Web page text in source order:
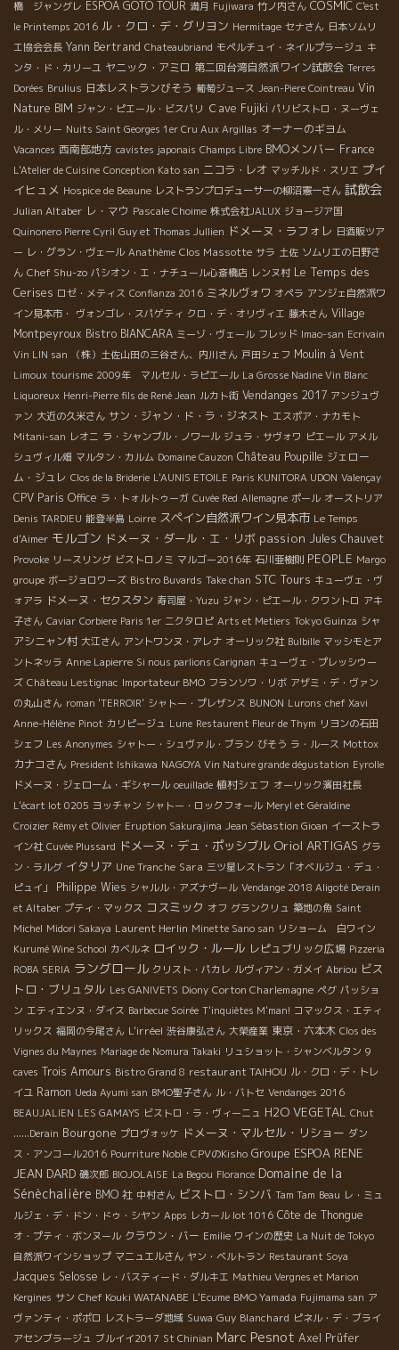
橋 ジャングレ ESPOA GOTO TOUR 満月 Fujiwara 竹ノ内さん COSMIC C'est
le Printemps 2016 ル・クロ・デ・グリヨン Hermitage セナさん 日本ソムリ
エ協会会長 Yann Bertrand Chateaubriand モペルチュイ・ネイルプラージュ キ
ンタ・ド・カリーユ ヤニック・アミロ 第二回台湾自然派ワイン試飲会 Terres
Dorées Brulius 日本レストランびそう 葡萄ジュース Jean-Piere Cointreau Vin
Nature BIM ジャン・ピエール・ビスパリ Ｃave Fujiki パリビストロ・ヌーヴェ
ル・メリー Nuits Saint Georges 1er Cru Aux Argillas オーナーのギヨム
Vacances 西南部地方 cavistes japonais Champs Libre BMOメンバー France
L'Atelier de Cuisine Conception Kato san ニコラ・レオ マッチルド・スリエ プイ
イヒュメ Hospice de Beaune レストランプロデューサーの柳沼憲一さん 試飲会
Julian Altaber レ・マウ Pascale Choime 株式会社JALUX ジョージア国
Quinonero Pierre Cyril Guy et Thomas Jullien ドメーヌ・ラフォレ 日酒販ツア
ー レ・グラン・ヴェール Anathème Clos Massotte サラ 土佐 ソムリエの日野さ
ん Chef Shu-zo パシオン・エ・ナチュール心斎橋店 レンヌ村 Le Temps des
Cerises ロゼ・メティス Confianza 2016 ミネルヴォワ オペラ アンジェ自然派ワ
イン見本市・ ヴォンゴレ・スパゲティ クロ・デ・オリヴィエ 藤木さん Village
Montpeyroux Bistro BIANCARA ミーゾ・ヴェール フレッド Imao-san Ecrivain
Vin LIN san
（株）土佐山田の三谷さん、内川さん 戸田シェフ Moulin à Vent
Limoux tourisme 2009年 マルセル・ラピエール La Grosse Nadine Vin Blanc
Liquoreux Henri-Pierre fils de René Jean ルカト街 Vendanges 2017 アンジュヴ
ァン 大近の久米さん サン・ジャン・ド・ラ・ジネスト エスポア・ナカモト
Mitani-san レオニ ラ・シャンブル・ノワール ジュラ・サヴォワ ピエール アメル
シュヴィル畑 マルタン・カルム Domaine Cauzon Château Poupille ジェロー
ム・ジュレ Clos de la Briderie L'AUNIS ETOILE Paris KUNITORA UDON Valençay
CPV Paris Office ラ・トォルトゥーガ Cuvée Red Allemagne ポール オーストリア
Denis TARDIEU 能登半島 Loirre スペイン自然派ワイン見本市 Le Temps
d'Aimer モルゴン ドメーヌ・ダール・エ・リボ passion Jules Chauvet
Provoke リースリング ビストロノミ マルゴー2016年 石川亜樹則 PEOPLE Margo
groupe ボージョロワーズ Bistro Buvards Take chan STC Tours キューヴェ・ヴ
ォアラ ドメーヌ・セクスタン 寿司屋・Yuzu ジャン・ピエール・クワントロ アキ
子さん Caviar Corbiere Paris 1er ニクタロピ Arts et Metiers Tokyo Guinza シャ
アシニャン村 大江さん アントワンヌ・アレナ オーリック社 Bulbille マッシモとア
ントネッラ Anne Lapierre Si nous parlions Carignan キューヴェ・プレッシウー
ズ Château Lestignac Importateur BMO フランソワ・リボ アザミ・デ・ヴァン
の丸山さん roman 'TERROIR' シャトー・プレザンス BUNON Lurons chef Xavi
Anne-Hélène Pinot カリピージュ Lune Restaurent Fleur de Thym リヨンの石田
シェフ Les Anonymes シャトー・シュヴァル・ブラン びそう ラ・ルース Mottox
カナコさん President Ishikawa NAGOYA Vin Nature grande dégustation Eyrolle
ドメーヌ・ジェローム・ギシャール oeuillade 植村シェフ オーリック濱田社長
L'écart lot 0205 ヨッチャン シャトー・ロックフォール Meryl et Géraldine
Croizier Rémy et Olivier Eruption Sakurajima Jean Sébastion Gioan イーストラ
イン社 Cuvée Plussard ドメーヌ・デュ・ポッシブル Oriol ARTIGAS グラ
ン・ラルグ イタリア Une Tranche Sara 三ツ星レストラン「オベルジュ・デュ・
ピュイ」
Philippe Wies シャルル・アズナヴール Vendange 2018 Aligoté Derain
et Altaber プティ・マックス コスミック オフ グランクリュ 築地の魚 Saint
Michel Midori Sakaya Laurent Herlin Minette Sano san リショーム 白ワイン
Kurumé Wine School カベルネ ロイック・ルール レピュブリック広場 Pizzeria
ROBA SERIA ラングロール クリスト・パカレ ルヴィアン・ガメイ Abriou ビス
トロ・ブリュタル Les GANIVETS Diony Corton Charlemagne ペグ パッショ
ン エティエンヌ・ダイス Barbecue Soirée T'inquiètes M'man! コマックス・エティ
リックス 福岡の今尾さん L'irréel 渋谷康弘さん 大榮産業 東京・六本木 Clos des
Vignes du Maynes Mariage de Nomura Takaki リュショット・シャンベルタン 9
caves Trois Amours Bistro Grand 8 restaurant TAIHOU ル・クロ・デ・トレ
イユ Ramon Ueda Ayumi san BMO聖子さん ル・バトセ Vendanges 2016
BEAUJALIEN LES GAMAYS ビストロ・ラ・ヴィーニュ H2O VEGETAL Chut
......Derain Bourgone プロヴォッケ ドメーヌ・マルセル・リショー ダン
ス・アンコール2016 Pourriture Noble CPVのKisho Groupe ESPOA RENE
JEAN DARD 磯次郎 BIOJOLAISE La Begou Florance Domaine de la
Sénèchalière BMO 社 中村さん ビストロ・シンバ Tam Tam Beau レ・ミュ
ルジェ・デ・ドン・ドゥ・シヤン Apps レカール lot 1016 Côte de Thongue
オ・プティ・ボンヌール クラウン・バー Emilie ワインの歴史 La Nuit de Tokyo
自然派ワインショップ マニュエルさん ヤン・ベルトラン Restaurant Soya
Jacques Selosse レ・バスティード・ダルキエ Mathieu Vergnes et Marion
Kergines サン Chef Kouki WATANABE L'Ecume BMO Yamada Fujimama san ア
ヴァンティ・ポポロ レストラーダ地域 Suwa Guy Blanchard ピネル・デ・ブライ
アセンブラージュ ブルイイ2017 St Chinian Marc Pesnot Axel Prüfer